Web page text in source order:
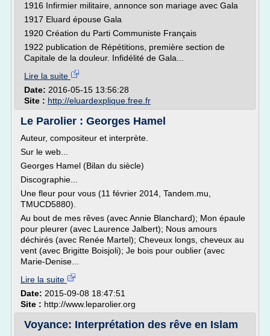
1916 Infirmier militaire, annonce son mariage avec Gala
1917 Eluard épouse Gala
1920 Création du Parti Communiste Français
1922 publication de Répétitions, première section de
Capitale de la douleur. Infidélité de Gala...
Lire la suite
Date: 2016-05-15 13:56:28
Site : http://eluardexplique.free.fr
Le Parolier : Georges Hamel
Auteur, compositeur et interprète.
Sur le web...
Georges Hamel (Bilan du siècle)
Discographie...
Une fleur pour vous (11 février 2014, Tandem.mu,
TMUCD5880).
Au bout de mes rêves (avec Annie Blanchard); Mon épaule
pour pleurer (avec Laurence Jalbert); Nous amours
déchirés (avec Renée Martel); Cheveux longs, cheveux au
vent (avec Brigitte Boisjoli); Je bois pour oublier (avec
Marie-Denise...
Lire la suite
Date: 2015-09-08 18:47:51
Site : http://www.leparolier.org
Voyance: Interprétation des rêve en Islam